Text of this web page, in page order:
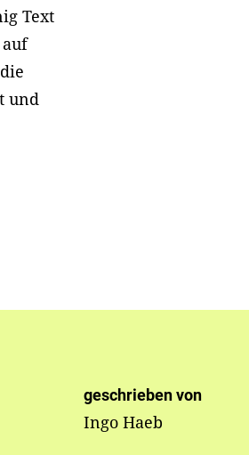
Text
und
geschrieben von
Ingo Haeb